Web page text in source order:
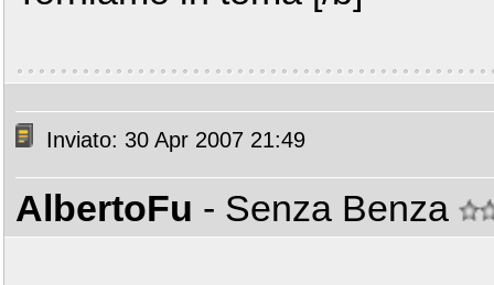
Inviato: 30 Apr 2007 21:49
AlbertoFu - Senza Benza